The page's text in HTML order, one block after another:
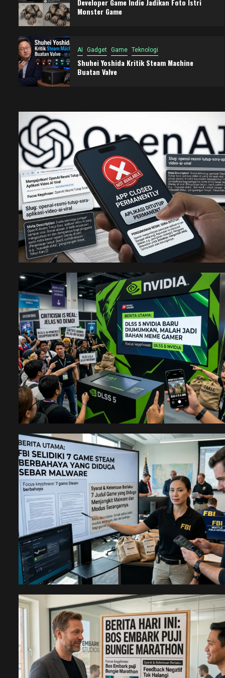
Developer Game Indie Jadikan Foto Istri
Monster Game
AI Gadget Game Teknologi
Shuhei Yoshida Kritik Steam Machine
Buatan Valve
Blog